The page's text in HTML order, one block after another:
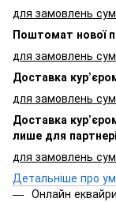
для замовлень
Поштомат нової
для замовлень
Доставка
для замовлень
Доставка
лише для
для замовлень
Детальніше про
Онлайн